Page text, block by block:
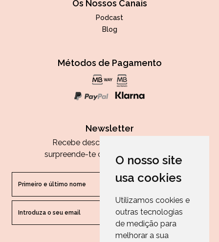
O nosso site
usa cookies
Utilizamos cookies e
outras tecnologias
de medição para
melhorar a sua
Os Nossos Canais
Podcast
Blog
Métodos de Pagamento
Newsletter
Recebe descontos exclusivos e
surpreende-te com as nossas dicas.
ENVIAR